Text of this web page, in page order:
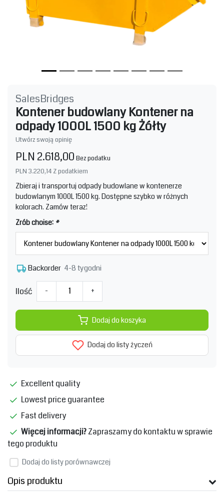
SalesBridges
Kontener budowlany Kontener na
odpady 1000L 1500 kg Żółty
Utwórz swoją opinię
PLN 2.618,00 Bez podatku
PLN 3.220,14 Z podatkiem
Zbieraj i transportuj odpady budowlane w kontenerze
budowlanym 1000L 1500 kg. Dostępne szybko w różnych
kolorach. Zamów teraz!
Zrób choise: *
Backorder 4-8 tygodni
Ilość - +
Dodaj do koszyka
Dodaj do listy życzeń
Excellent quality
Lowest price guarantee
Fast delivery
Więcej informacji?Zapraszamy do kontaktu w sprawie
tego produktu
Dodaj do listy porównawczej
Opis produktu